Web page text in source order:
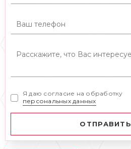
Я даю согласие на обработку
персональных данных
ОТПРАВИТЬ